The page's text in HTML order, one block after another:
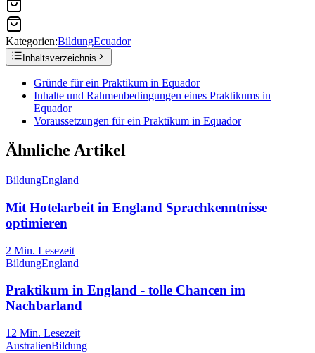
Kategorien:BildungEcuador
Inhaltsverzeichnis
Gründe für ein Praktikum in Equador
Inhalte und Rahmenbedingungen eines Praktikums in
Equador
Voraussetzungen für ein Praktikum in Equador
Ähnliche Artikel
BildungEngland
Mit Hotelarbeit in England Sprachkenntnisse
optimieren
2 Min. Lesezeit
BildungEngland
Praktikum in England - tolle Chancen im
Nachbarland
12 Min. Lesezeit
AustralienBildung